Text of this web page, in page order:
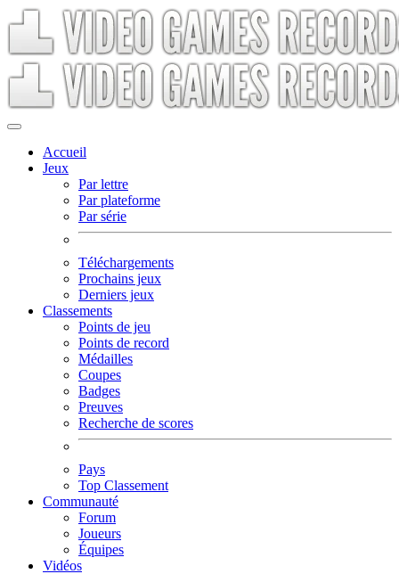
Accueil
Jeux
Par lettre
Par plateforme
Par série
Téléchargements
Prochains jeux
Derniers jeux
Classements
Points de jeu
Points de record
Médailles
Coupes
Badges
Preuves
Recherche de scores
Pays
Top Classement
Communauté
Forum
Joueurs
Équipes
Vidéos